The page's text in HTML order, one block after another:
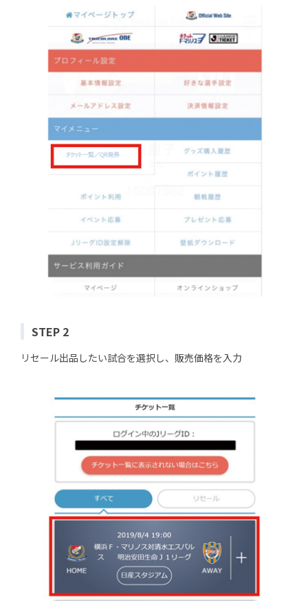
STEP 2
リセール出品したい試合を選択し、販売価格を入力